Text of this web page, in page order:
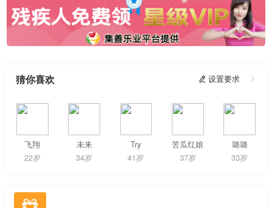
猜你喜欢  设置要求 
飞翔
22岁
未来
34岁
Try
41岁
苦瓜红娘
37岁
璐璐
33岁